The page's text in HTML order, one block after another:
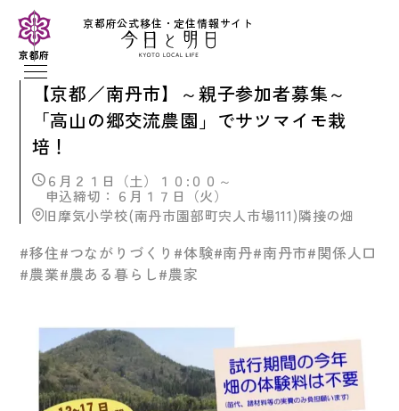
京都府公式移住・定住情報サイト
京都府
【京都／南丹市】～親子参加者募集～
「高山の郷交流農園」でサツマイモ栽
培！
６月２１日（土）１０:００～
申込締切：６月１７日（火）
旧摩気小学校(南丹市園部町宍人市場111)隣接の畑
#移住#つながりづくり #体験#南丹#南丹市#関係人口
#農業#農ある暮らし#農家